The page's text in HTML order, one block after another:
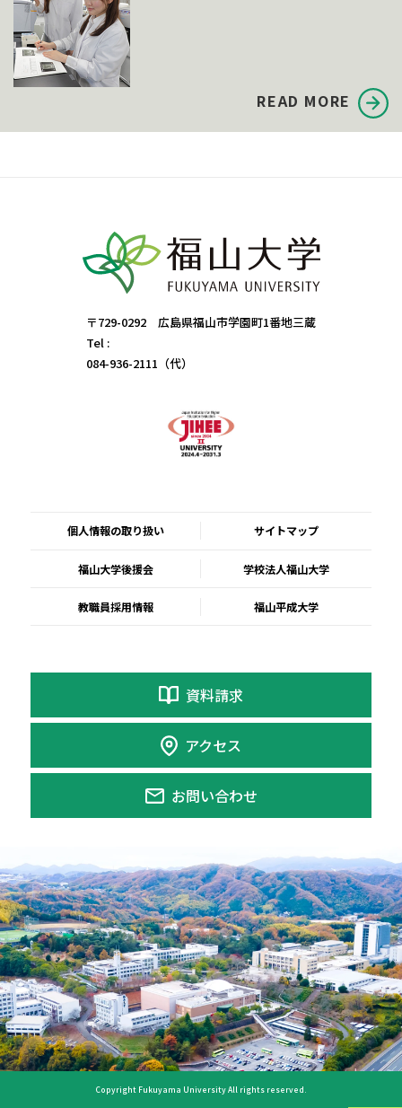
READ MORE
〒729-0292 広島県福山市学園町1番地三蔵
Tel :
084-936-2111（代）
個人情報の取り扱い サイトマップ
福山大学後援会 学校法人福山大学
教職員採用情報 福山平成大学
資料請求
アクセス
お問い合わせ
Copyright Fukuyama University All rights reserved.